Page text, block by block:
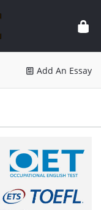
Add An Essay